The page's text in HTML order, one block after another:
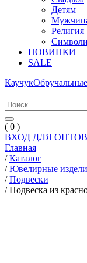
Детям
Религия
НОВИНКИ
SALE
Каучук
( 0 )
ВХОД ДЛЯ
Главная
/ Каталог
/ Ювелирные
/ Подвески
/ Подвеска из